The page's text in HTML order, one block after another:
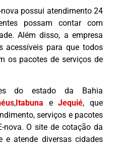
possui atendimento 24
possam contar com
Além disso, a empresa
acessíveis para que todos
os pacotes de serviços de
do estado da Bahia
, Itabuna eJequié, que
serviços e pacotes
nova. O site de cotação da
e atende diversas cidades